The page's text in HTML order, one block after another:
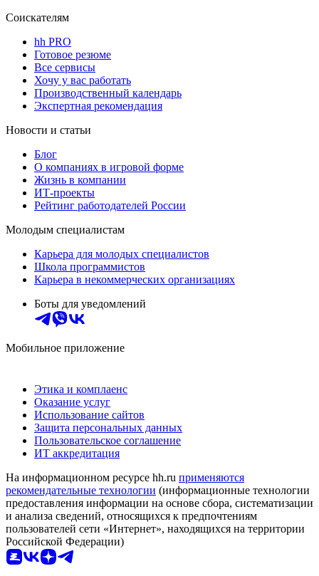
Соискателям
hh PRO
Готовое резюме
Все сервисы
Хочу у вас работать
Производственный календарь
Экспертная рекомендация
Новости и статьи
Блог
О компаниях в игровой форме
Жизнь в компании
ИТ-проекты
Рейтинг работодателей России
Молодым специалистам
Карьера для молодых специалистов
Школа программистов
Карьера в некоммерческих организациях
Боты для уведомлений
Мобильное приложение
Этика и комплаенс
Оказание услуг
Использование сайтов
Защита персональных данных
Пользовательское соглашение
ИТ аккредитация
На информационном ресурсе hh.ru применяются
рекомендательные технологии (информационные технологии
предоставления информации на основе сбора, систематизации
и анализа сведений, относящихся к предпочтениям
пользователей сети «Интернет», находящихся на территории
Российской Федерации)